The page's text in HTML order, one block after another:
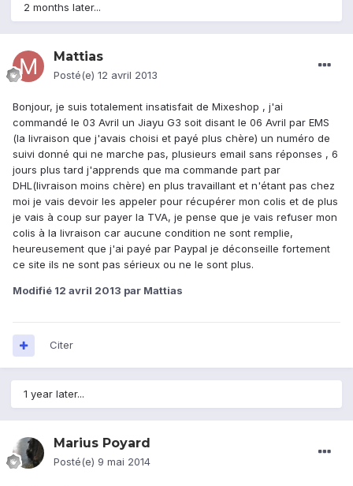
2 months later...
Mattias
Posté(e) 12 avril 2013
Bonjour, je suis totalement insatisfait de Mixeshop , j'ai
commandé le 03 Avril un Jiayu G3 soit disant le 06 Avril par EMS
(la livraison que j'avais choisi et payé plus chère) un numéro de
suivi donné qui ne marche pas, plusieurs email sans réponses , 6
jours plus tard j'apprends que ma commande part par
DHL(livraison moins chère) en plus travaillant et n'étant pas chez
moi je vais devoir les appeler pour récupérer mon colis et de plus
je vais à coup sur payer la TVA, je pense que je vais refuser mon
colis à la livraison car aucune condition ne sont remplie,
heureusement que j'ai payé par Paypal je déconseille fortement
ce site ils ne sont pas sérieux ou ne le sont plus.
Modifié 12 avril 2013 par Mattias
Citer
1 year later...
Marius Poyard
Posté(e) 9 mai 2014